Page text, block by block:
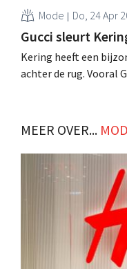
Mode Do, 24 Apr
Gucci sleurt
Kering heeft een
achter de rug. Vooral
MEER OVER...